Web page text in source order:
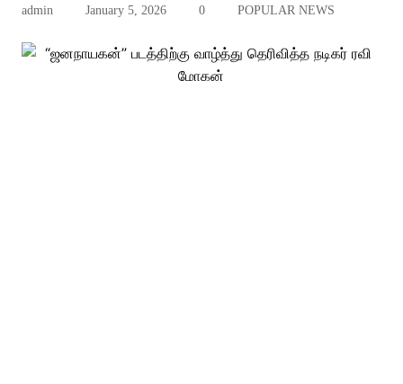
admin January 5, 2026 0 POPULAR NEWS